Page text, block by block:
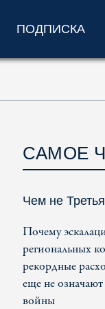
ПОДПИСКА
САМОЕ
Чем не
Почему
региональных
рекордные
еще не
войны